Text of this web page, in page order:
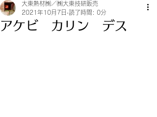
アケビ カリン デス
大東熱材㈱／㈱大東技研販売
2021年10月7日 読了時間: 0分